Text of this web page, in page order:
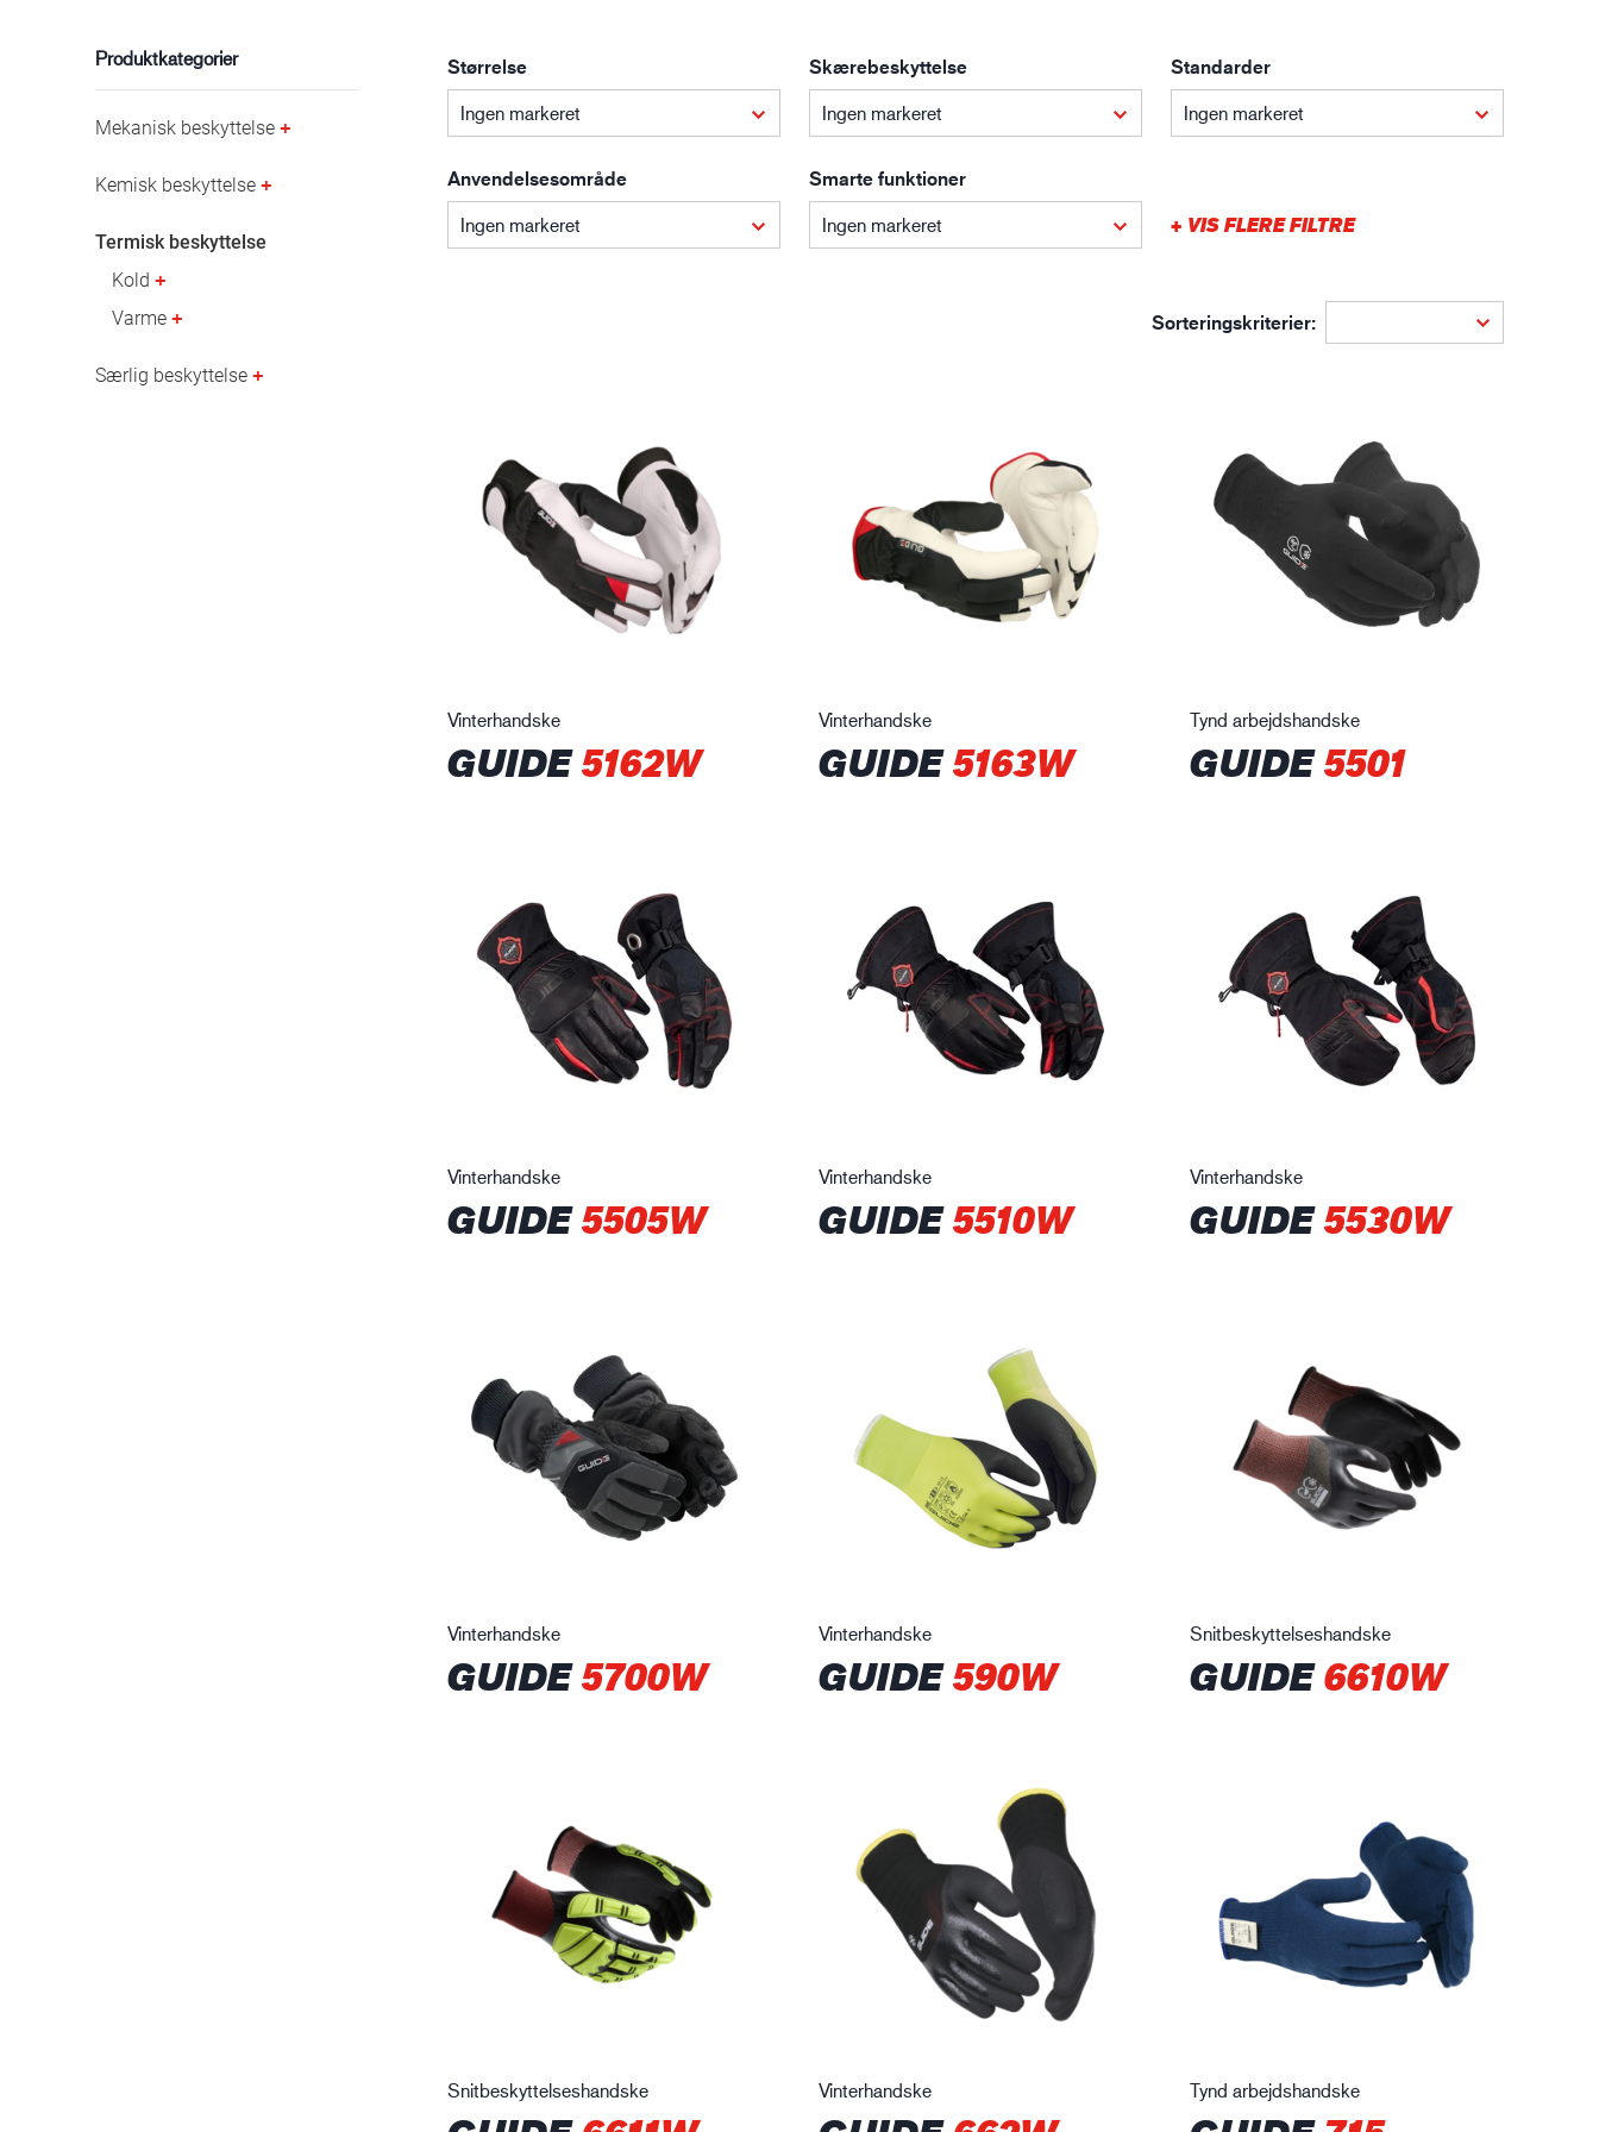
Produktkategorier
Mekanisk beskyttelse
Kemisk beskyttelse
Termisk beskyttelse
Kold
Varme
Særlig beskyttelse
Størrelse
Ingen markeret
Skærebeskyttelse
Ingen markeret
Standarder
Ingen markeret
Anvendelsesområde
Ingen markeret
Smarte funktioner
Ingen markeret + VIS FLERE FILTRE
Sorteringskriterier:
Vinterhandske
GUIDE5162W
Vinterhandske
GUIDE5163W
Tynd arbejdshandske
GUIDE5501
Vinterhandske
GUIDE5505W
Vinterhandske
GUIDE5510W
Vinterhandske
GUIDE5530W
Vinterhandske
GUIDE5700W
Vinterhandske
GUIDE590W
Snitbeskyttelseshandske
GUIDE6610W
Snitbeskyttelseshandske Vinterhandske Tynd arbejdshandske